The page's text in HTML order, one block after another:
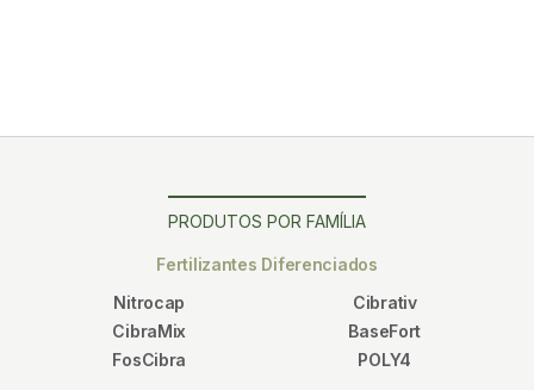
PRODUTOS POR FAMÍLIA
Fertilizantes Diferenciados
Nitrocap
CibraMix
FosCibra
Cibrativ
BaseFort
POLY4